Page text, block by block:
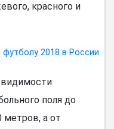
красного и
поля до
метров, а от